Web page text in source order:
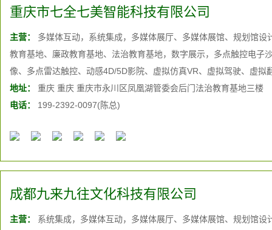
重庆市七全七美智能科技有限公司
主营：
多媒体互动，系统集成，多媒体展厅、多媒体展馆、规划馆
教育基地、廉政教育基地、法治教育基地，数字展示，多点触控电子
像、多点雷达触控、动感4D/5D影院、虚拟仿真VR、虚拟驾驶、虚拟
投影、大屏幕投影融合系统、液晶拼接、三维动画制作、互动软件开
统、家庭影院系统、背景音乐系统等多媒体音视频展览展示技术
地址：
重庆 重庆 重庆市永川区凤凰湖管委会后门法治教育基地三楼
电话：
199-2392-0097(陈总)
成都九来九往文化科技有限公司
主营：
系统集成，多媒体互动，多媒体展厅、多媒体展馆、规划馆